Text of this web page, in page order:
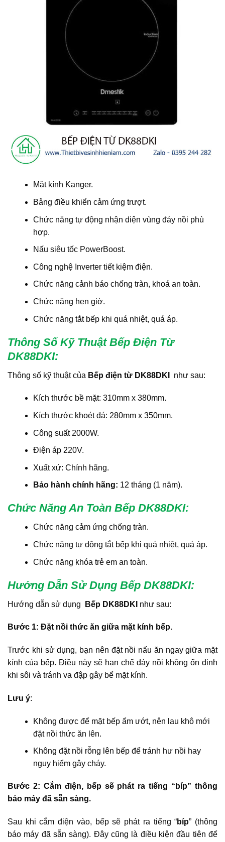
Mặt kính Kanger.
Bảng điều khiển cảm ứng trượt.
Chức năng tự động nhận diện vùng đáy nồi phù
hợp.
Nấu siêu tốc PowerBoost.
Công nghệ Inverter tiết kiệm điện.
Chức năng cảnh báo chống tràn, khoá an toàn.
Chức năng hẹn giờ.
Chức năng tắt bếp khi quá nhiệt, quá áp.
Thông Số Kỹ Thuật Bếp Điện Từ
DK88DKI:
Thông số kỹ thuật của Bếp điện từ DK88DKI như sau:
Kích thước bề mặt: 310mm x 380mm.
Kích thước khoét đá: 280mm x 350mm.
Công suất 2000W.
Điện áp 220V.
Xuất xứ: Chính hãng.
Bảo hành chính hãng: 12 tháng (1 năm).
Chức Năng An Toàn Bếp DK88DKI:
Chức năng cảm ứng chống tràn.
Chức năng tự động tắt bếp khi quá nhiệt, quá áp.
Chức năng khóa trẻ em an toàn.
Hướng Dẫn Sử Dụng Bếp DK88DKI:
Hướng dẫn sử dụng Bếp DK88DKI như sau:
Bước 1: Đặt nồi thức ăn giữa mặt kính bếp.
Trước khi sử dụng, bạn nên đặt nồi nấu ăn ngay giữa mặt
kính của bếp. Điều này sẽ hạn chế đáy nồi không ổn định
khi sôi và tránh va đập gây bể mặt kính.
Lưu ý:
Không được để mặt bếp ẩm ướt, nên lau khô mới
đặt nồi thức ăn lên.
Không đặt nồi rỗng lên bếp để tránh hư nồi hay
nguy hiểm gây cháy.
Bước 2: Cắm điện, bếp sẽ phát ra tiếng “bíp” thông
báo máy đã sẵn sàng.
Sau khi cắm điện vào, bếp sẽ phát ra tiếng “bíp” (thông
báo máy đã sẵn sàng). Đây cũng là điều kiện đầu tiên để